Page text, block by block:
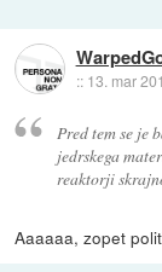
:: 13. mar
Pred tem se je
jedrskega
reaktorji
Aaaaaa, zopet